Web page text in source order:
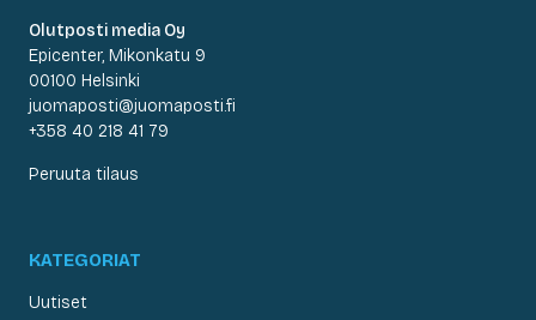
Olutposti media Oy
Epicenter, Mikonkatu 9
00100 Helsinki
juomaposti@juomaposti.fi
+358 40 218 41 79
Peruuta tilaus
KATEGORIAT
Uutiset